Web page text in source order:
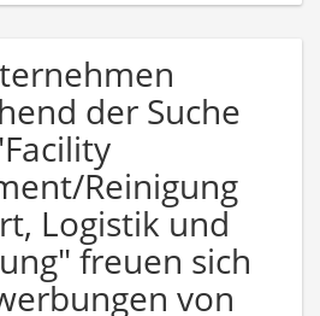
der Suche
Reinigung
Logistik und
freuen sich
von